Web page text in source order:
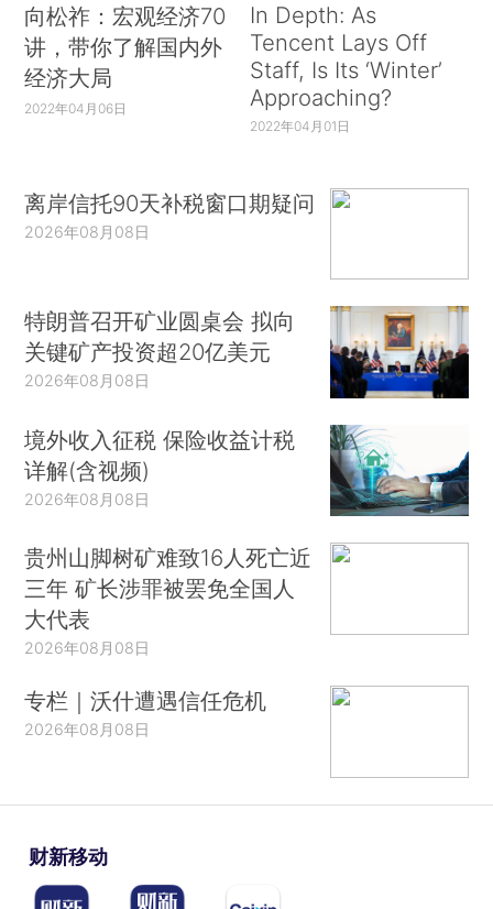
向松祚：宏观经济70
讲，带你了解国内外
经济大局
2022年04月06日
In Depth: As
Tencent Lays Off
Staff, Is Its ‘Winter’
Approaching?
2022年04月01日
离岸信托90天补税窗口期疑问
2026年08月08日
特朗普召开矿业圆桌会 拟向
关键矿产投资超20亿美元
2026年08月08日
境外收入征税 保险收益计税
详解(含视频)
2026年08月08日
贵州山脚树矿难致16人死亡近
三年 矿长涉罪被罢免全国人
大代表
2026年08月08日
专栏｜沃什遭遇信任危机
2026年08月08日
财新移动